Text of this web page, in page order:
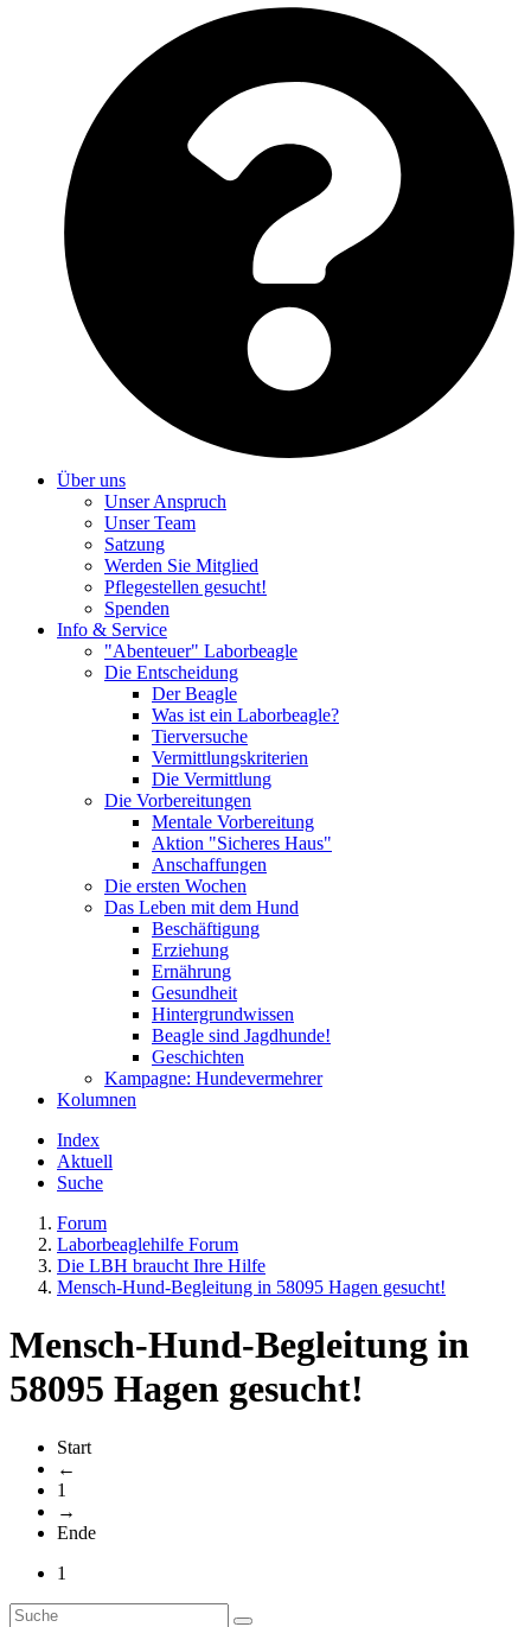
Über uns
Unser Anspruch
Unser Team
Satzung
Werden Sie Mitglied
Pflegestellen gesucht!
Spenden
Info & Service
"Abenteuer" Laborbeagle
Die Entscheidung
Der Beagle
Was ist ein Laborbeagle?
Tierversuche
Vermittlungskriterien
Die Vermittlung
Die Vorbereitungen
Mentale Vorbereitung
Aktion "Sicheres Haus"
Anschaffungen
Die ersten Wochen
Das Leben mit dem Hund
Beschäftigung
Erziehung
Ernährung
Gesundheit
Hintergrundwissen
Beagle sind Jagdhunde!
Geschichten
Kampagne: Hundevermehrer
Kolumnen
Index
Aktuell
Suche
Forum
Laborbeaglehilfe Forum
Die LBH braucht Ihre Hilfe
Mensch-Hund-Begleitung in 58095 Hagen gesucht!
Mensch-Hund-Begleitung in
58095 Hagen gesucht!
Start
←
1
→
Ende
1